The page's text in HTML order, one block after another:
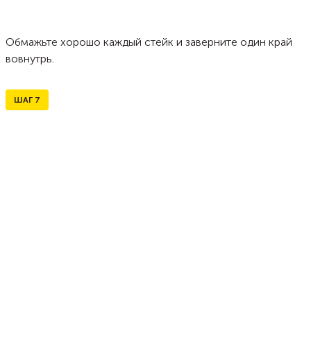
Обмажьте хорошо каждый стейк и заверните один край
вовнутрь.
ШАГ 7